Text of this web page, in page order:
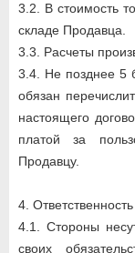
3.2. В стоимость
складе Продавца.
3.3. Расчеты
3.4. Не позднее 5
обязан
настоящего
платой за
Продавцу.
4.
4.1. Стороны
своих